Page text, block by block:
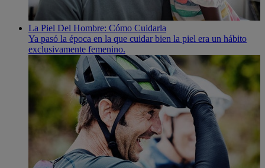
La Piel Del Hombre: Cómo Cuidarla
Ya pasó la época en la que cuidar bien la piel era un hábito
exclusivamente femenino.